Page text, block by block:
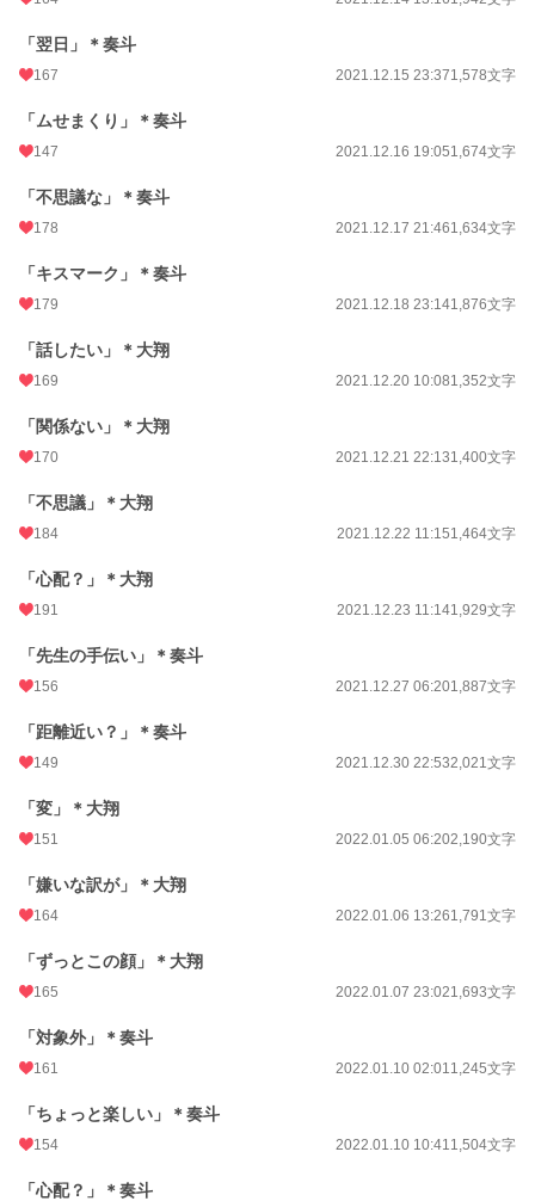
「翌日」＊奏斗
167 2021.12.15 23:371,578文字
「ムせまくり」＊奏斗
147 2021.12.16 19:051,674文字
「不思議な」＊奏斗
178 2021.12.17 21:461,634文字
「キスマーク」＊奏斗
179 2021.12.18 23:141,876文字
「話したい」＊大翔
169 2021.12.20 10:081,352文字
「関係ない」＊大翔
170 2021.12.21 22:131,400文字
「不思議」＊大翔
184 2021.12.22 11:151,464文字
「心配？」＊大翔
191 2021.12.23 11:141,929文字
「先生の手伝い」＊奏斗
156 2021.12.27 06:201,887文字
「距離近い？」＊奏斗
149 2021.12.30 22:532,021文字
「変」＊大翔
151 2022.01.05 06:202,190文字
「嫌いな訳が」＊大翔
164 2022.01.06 13:261,791文字
「ずっとこの顔」＊大翔
165 2022.01.07 23:021,693文字
「対象外」＊奏斗
161 2022.01.10 02:011,245文字
「ちょっと楽しい」＊奏斗
154 2022.01.10 10:411,504文字
「心配？」＊奏斗